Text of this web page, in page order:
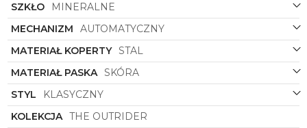
klasycznego uroku, idealnie kontrastując z
subtelnym blaskiem złotej koperty.
Tarcza zegarka w kolorze czarnym lub
transparentnym, w zależności od oświetlenia,
dodaje mu nowoczesnego charakteru i sprawia, że
jest on nie tylko praktycznym narzędziem do
odmierzania czasu, ale również stylowym dodatkiem
do każdej eleganckiej garderoby.
SZKŁO
MINERALNE
MECHANIZM
AUTOMATYCZNY
MATERIAŁ KOPERTY STAL
MATERIAŁ PASKA SKÓRA
STYL
KLASYCZNY
KOLEKCJA THE OUTRIDER